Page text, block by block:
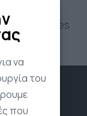
να
του
που
to
new pages